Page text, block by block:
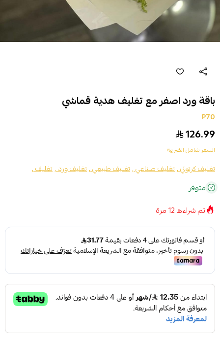
باقة ورد اصفر مع تغليف هدية قماشي
P70
126.99
السعر شامل الضريبة
تغليف كرتوني ,تغليف صناعي ,تغليف طبيعي ,تغليف ورد ,تغليف ,
متوفر
تم شراءه12مرة